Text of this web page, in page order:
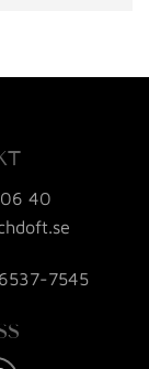
40
7545